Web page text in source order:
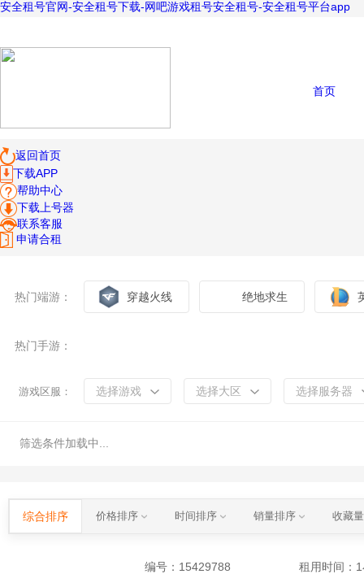
安全租号官网-安全租号下载-网吧游戏租号安全租号-安全租号平台app
首页
返回首页
下载APP
帮助中心
下载上号器
联系客服
申请合租
热门端游： 穿越火线 绝地求生
热门手游：
游戏区服： 选择游戏 选择大区 选择服务器
筛选条件加载中...
综合排序 价格排序 时间排序 销量排序 收藏
编号： 15429788 租用时间 ：